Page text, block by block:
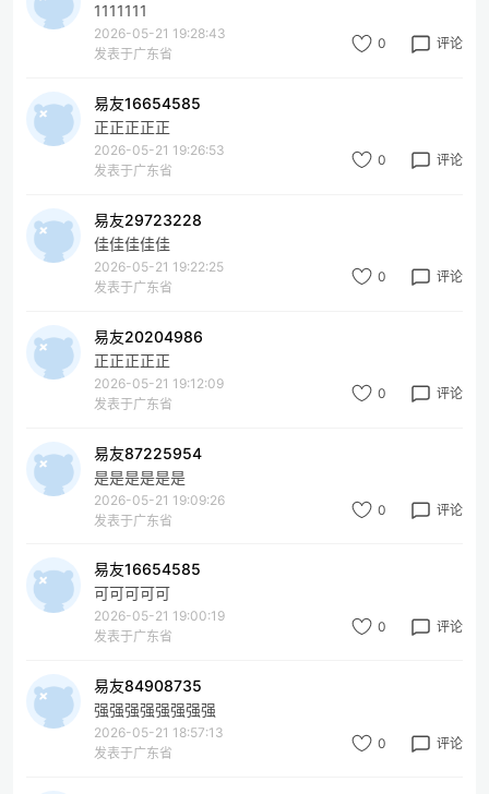
1111111
2026-05-21 19:28:43
发表于广东省
0 评论
易友16654585
正正正正正
2026-05-21 19:26:53
发表于广东省
0 评论
易友29723228
佳佳佳佳佳
2026-05-21 19:22:25
发表于广东省
0 评论
易友20204986
正正正正正
2026-05-21 19:12:09
发表于广东省
0 评论
易友87225954
是是是是是是
2026-05-21 19:09:26
发表于广东省
0 评论
易友16654585
可可可可可
2026-05-21 19:00:19
发表于广东省
0 评论
易友84908735
强强强强强强强强
2026-05-21 18:57:13
发表于广东省
0 评论